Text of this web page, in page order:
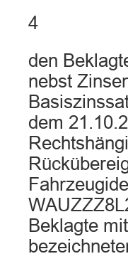
4
den
nebst
dem
Beklagte